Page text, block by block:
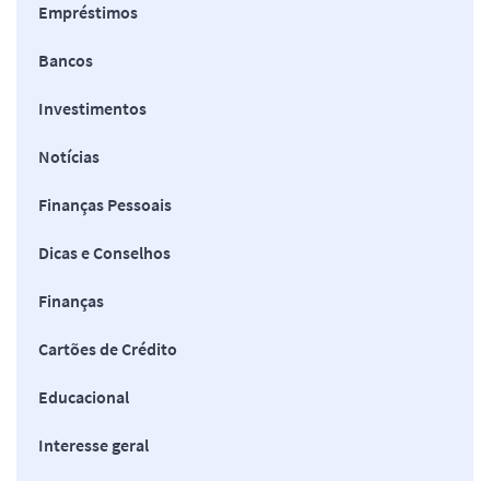
Empréstimos
Bancos
Investimentos
Notícias
Finanças Pessoais
Dicas e Conselhos
Finanças
Cartões de Crédito
Educacional
Interesse geral